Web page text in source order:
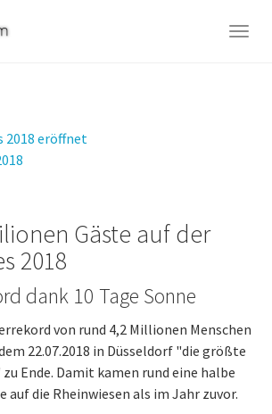
2018 eröffnet
Gäste auf der
2018
dank 10 Tage Sonne
von rund 4,2 Millionen Menschen
22.07.2018 in Düsseldorf "die größte
Ende. Damit kamen rund eine halbe
auf die Rheinwiesen als im Jahr zuvor.